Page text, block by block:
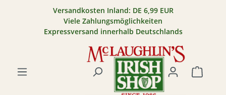
Zum Hauptinhalt springenVersandkosten Inland: DE 6,99 EUR
Viele Zahlungsmöglichkeiten
Expressversand innerhalb Deutschlands